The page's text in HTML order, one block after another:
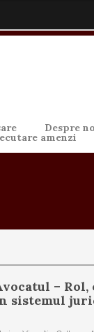
Despre
amenzi
–
sistemul